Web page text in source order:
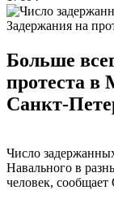
Задержания на
Больше
протеста в
Санкт-
Число
Навального в
человек,